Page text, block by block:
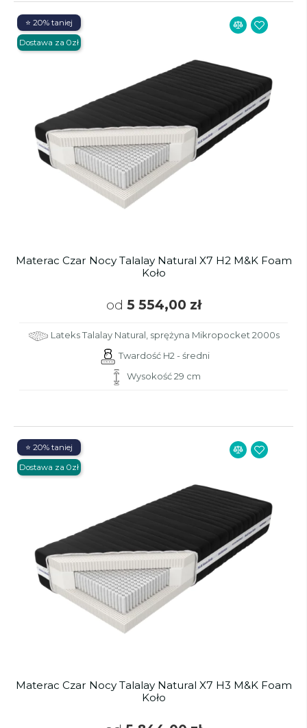
Materac Czar Nocy Talalay Natural X7 H2 M&K Foam
Koło
od 5 554,00 zł
Lateks Talalay Natural, sprężyna Mikropocket 2000s
Twardość H2 - średni
Wysokość 29 cm
⭐ 20% taniej
Dostawa za 0zł
Materac Czar Nocy Talalay Natural X7 H3 M&K Foam
Koło
⭐ 20% taniej
Dostawa za 0zł